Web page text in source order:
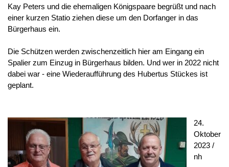
Kay Peters und die ehemaligen Königspaare begrüßt und nach
einer kurzen Statio ziehen diese um den Dorfanger in das
Bürgerhaus ein.
Die Schützen werden zwischenzeitlich hier am Eingang ein
Spalier zum Einzug in Bürgerhaus bilden. Und wer in 2022 nicht
dabei war - eine Wiederaufführung des Hubertus Stückes ist
geplant.
24.
Oktober
2023 /
nh